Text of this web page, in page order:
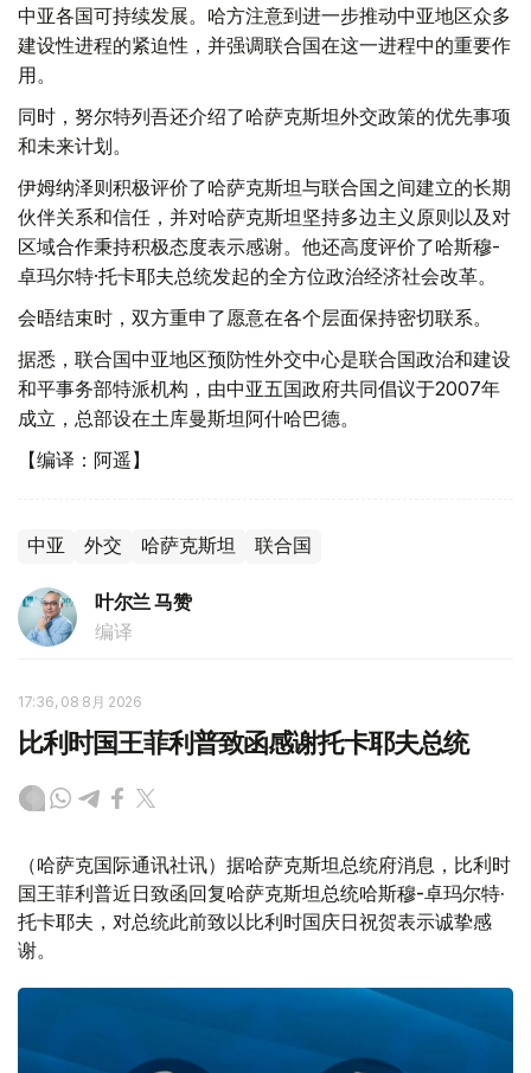
中亚各国可持续发展。哈方注意到进一步推动中亚地区众多
建设性进程的紧迫性，并强调联合国在这一进程中的重要作
用。
同时，努尔特列吾还介绍了哈萨克斯坦外交政策的优先事项
和未来计划。
伊姆纳泽则积极评价了哈萨克斯坦与联合国之间建立的长期
伙伴关系和信任，并对哈萨克斯坦坚持多边主义原则以及对
区域合作秉持积极态度表示感谢。他还高度评价了哈斯穆-
卓玛尔特·托卡耶夫总统发起的全方位政治经济社会改革。
会晤结束时，双方重申了愿意在各个层面保持密切联系。
据悉，联合国中亚地区预防性外交中心是联合国政治和建设
和平事务部特派机构，由中亚五国政府共同倡议于2007年
成立，总部设在土库曼斯坦阿什哈巴德。
【编译：阿遥】
中亚 外交 哈萨克斯坦 联合国
叶尔兰 马赞
编译
17:36, 08 8月 2026
比利时国王菲利普致函感谢托卡耶夫总统
（哈萨克国际通讯社讯）据哈萨克斯坦总统府消息，比利时
国王菲利普近日致函回复哈萨克斯坦总统哈斯穆-卓玛尔特·
托卡耶夫，对总统此前致以比利时国庆日祝贺表示诚挚感
谢。